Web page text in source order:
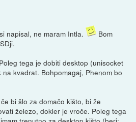
napisal, ne maram Intla.
Bom
tega je dobiti desktop (unisocket
kvadrat. Bohpomagaj, Phenom bo
bi šlo za domačo kišto, bi že
železo, dokler je vroče. Poleg tega